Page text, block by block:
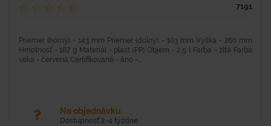
7191
Priemer (horný) - 143 mm Priemer (dolný) - 103 mm Výška - 260 mm
Hmotnosť - 167 g Materiál - plast (PP) Objem - 2,5 l Farba - žltá Farba
veka - červená Certifikované - áno -...
Na objednávku
Dostupnosť 2-4 týždne